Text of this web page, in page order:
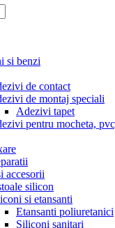
si benzi
de contact
de montaj speciali
Adezivi tapet
pentru mocheta,
accesorii
silicon
si etansanti
Etansanti poliuretanici
Siliconi sanitari